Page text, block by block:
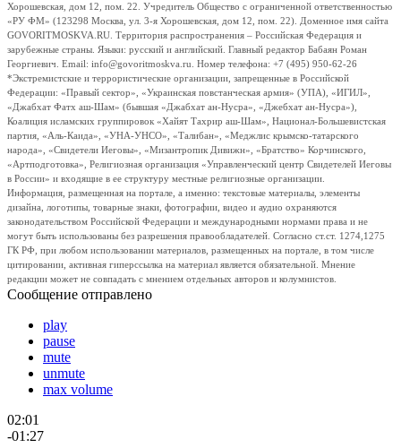
Хорошевская, дом 12, пом. 22. Учредитель Общество с ограниченной ответственностью
«РУ ФМ» (123298 Москва, ул. 3-я Хорошевская, дом 12, пом. 22). Доменное имя сайта
GOVORITMOSKVA.RU. Территория распространения – Российская Федерация и
зарубежные страны. Языки: русский и английский. Главный редактор Бабаян Роман
Георгиевич. Email: info@govoritmoskva.ru. Номер телефона: +7 (495) 950-62-26
*Экстремистские и террористические организации, запрещенные в Российской
Федерации: «Правый сектор», «Украинская повстанческая армия» (УПА), «ИГИЛ»,
«Джабхат Фатх аш-Шам» (бывшая «Джабхат ан-Нусра», «Джебхат ан-Нусра»),
Коалиция исламских группировок «Хайят Тахрир аш-Шам», Национал-Большевистская
партия, «Аль-Каида», «УНА-УНСО», «Талибан», «Меджлис крымско-татарского
народа», «Свидетели Иеговы», «Мизантропик Дивижн», «Братство» Корчинского,
«Артподготовка», Религиозная организация «Управленческий центр Свидетелей Иеговы
в России» и входящие в ее структуру местные религиозные организации.
Информация, размещенная на портале, а именно: текстовые материалы, элементы
дизайна, логотипы, товарные знаки, фотографии, видео и аудио охраняются
законодательством Российской Федерации и международными нормами права и не
могут быть использованы без разрешения правообладателей. Согласно ст.ст. 1274,1275
ГК РФ, при любом использовании материалов, размещенных на портале, в том числе
цитировании, активная гиперссылка на материал является обязательной. Мнение
редакции может не совпадать с мнением отдельных авторов и колумнистов.
Сообщение отправлено
play
pause
mute
unmute
max volume
02:01
-01:27